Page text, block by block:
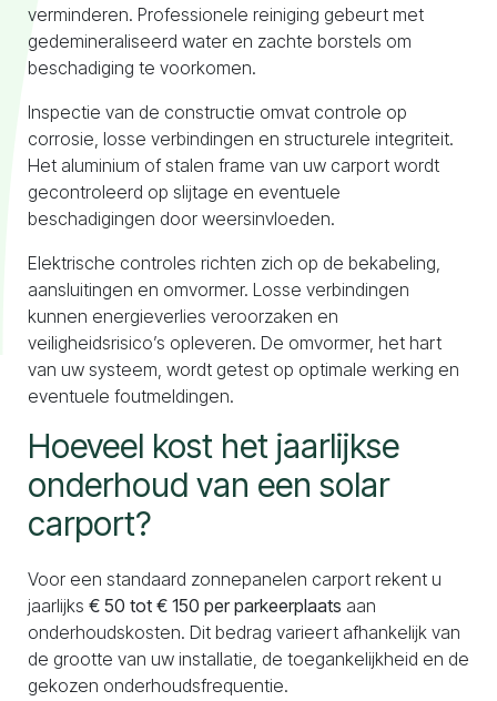
verminderen. Professionele reiniging gebeurt met
gedemineraliseerd water en zachte borstels om
beschadiging te voorkomen.
Inspectie van de constructie omvat controle op
corrosie, losse verbindingen en structurele integriteit.
Het aluminium of stalen frame van uw carport wordt
gecontroleerd op slijtage en eventuele
beschadigingen door weersinvloeden.
Elektrische controles richten zich op de bekabeling,
aansluitingen en omvormer. Losse verbindingen
kunnen energieverlies veroorzaken en
veiligheidsrisico’s opleveren. De omvormer, het hart
van uw systeem, wordt getest op optimale werking en
eventuele foutmeldingen.
Hoeveel kost het jaarlijkse
onderhoud van een solar
carport?
Voor een standaard zonnepanelen carport rekent u
jaarlijks € 50 tot € 150 per parkeerplaats aan
onderhoudskosten. Dit bedrag varieert afhankelijk van
de grootte van uw installatie, de toegankelijkheid en de
gekozen onderhoudsfrequentie.